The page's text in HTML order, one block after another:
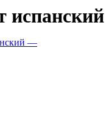
испанский